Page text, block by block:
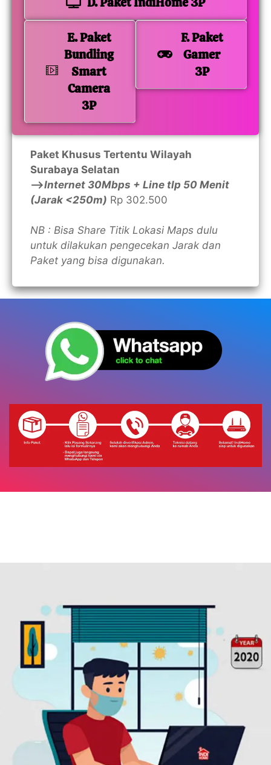
E. Paket
Bundling
Smart
Camera
3P
F. Paket
Gamer
3P
Paket Khusus Tertentu Wilayah
Surabaya Selatan
—>Internet 30Mbps + Line tlp 50 Menit
(Jarak <250m) Rp 302.500
NB : Bisa Share Titik Lokasi Maps dulu
untuk dilakukan pengecekan Jarak dan
Paket yang bisa digunakan.